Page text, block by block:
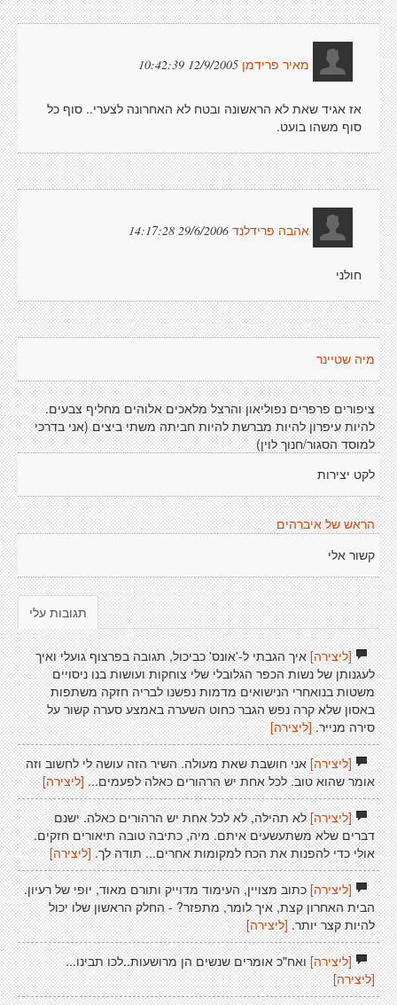
מאיר פרידמן 12/9/2005 10:42:39
אז אגיד שאת לא הראשונה ובטח לא האחרונה לצערי.. סוף כל
סוף משהו בועט.
אהבה פרידלנד 29/6/2006 14:17:28
חולני
מיה שטיינר
ציפורים פרפרים נפוליאון והרצל מלאכים אלוהים מחליף צבעים.
להיות עיפרון להיות מברשת להיות חביתה משתי ביצים (אני בדרכי
למוסד הסגור/חנוך לוין)
לקט יצירות
הראש של איברהים
קשור אלי
תגובות עלי
[ליצירה]איך הגבתי ל-'אונס' כביכול, תגובה בפרצוף גועלי ואיך
לעגנותן של נשות הכפר הגלובלי שלי צוחקות ועושות בנו ניסויים
משטות בנואחרי הנישואים מדמות נפשנו לבריה חזקה משתפות
באסון שלא קרה נפש הגבר כחוט השערה באמצע סערה קשור על
סירה מנייר. [ליצירה]
[ליצירה]אני חושבת שאת מעולה. השיר הזה עושה לי לחשוב וזה
אומר שהוא טוב. לכל אחת יש הרהורים כאלה לפעמים... [ליצירה]
[ליצירה]לא תהילה, לא לכל אחת יש הרהורים כאלה. ישנם
דברים שלא משתעשעים איתם. מיה, כתיבה טובה תיאורים חזקים.
אולי כדי להפנות את הכח למקומות אחרים... תודה לך.[ליצירה]
[ליצירה]כתוב מצויין, העימוד מדוייק ותורם מאוד, יופי של רעיון.
הבית האחרון קצת, איך לומר, מתפזר? - החלק הראשון שלו יכול
להיות קצר יותר. [ליצירה]
[ליצירה]ואח"כ אומרים שנשים הן מרושעות..לכו תבינו...
[ליצירה]